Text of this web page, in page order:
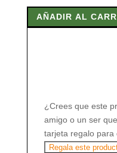
CALMAN
300gr
AÑADIR AL
¿Crees que este
amigo o un ser
tarjeta regalo para
Regala este